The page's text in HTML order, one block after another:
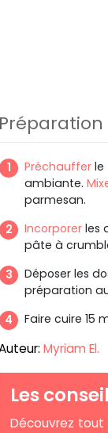
Préparation
Préchauffer le
ambiante.
parmesan.
Incorporer les
pâte à
Déposer les
préparation
Faire cuire 15
Myriam El.
Les
Découvrez